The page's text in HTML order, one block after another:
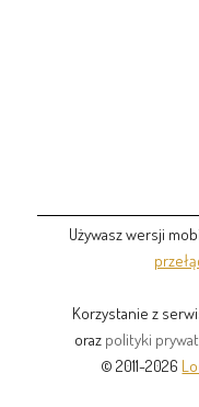
Używasz wersji
Korzystanie z
oraz polityki
© 2011-2026